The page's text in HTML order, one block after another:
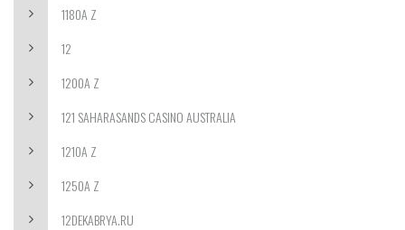
1180A Z
12
1200A Z
121 SAHARASANDS CASINO AUSTRALIA
1210A Z
1250A Z
12DEKABRYA.RU